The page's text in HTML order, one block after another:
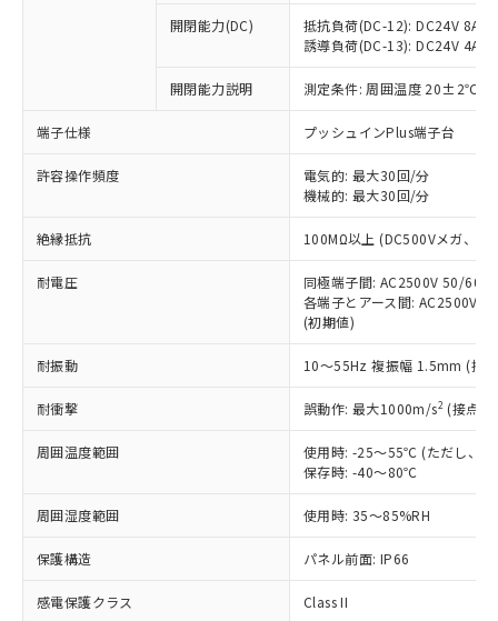
開閉能力(DC)
抵抗負荷(DC-12): DC24V 8A/
誘導負荷(DC-13): DC24V 4A/
開閉能力説明 測定条件: 周囲温度 20±2℃、
端子仕様 プッシュインPlus端子台
許容操作頻度
電気的: 最大30回/分
機械的: 最大30回/分
絶縁抵抗 100MΩ以上 (DC500Vメガ、点
耐電圧
同極端子間: AC2500V 50/
各端子とアース間: AC2500V
(初期値)
耐振動 10～55Hz 複振幅 1.5mm (接
耐衝撃 誤動作: 最大1000m/s2 (接点
周囲温度範囲
使用時: -25～55℃ (ただし、氷
保存時: -40～80℃
周囲湿度範囲 使用時: 35～85%RH
保護構造 パネル前面: IP66
感電保護クラス Class II
ことをご了承ください。
在庫状況および標準価格照会結果は、
記載している更新日時点での社内デー
タに基づき作成されるものであり、閲
覧された時点での実際の在庫および標
準価格とは異なる場合があることをご
正式な納期状況および標準価格はお客
様のお取引先、またはお客様担当のオ
ムロン制御機器販売店・当社販売員に
オムロン制御機器販売店や当社販売拠
販売ネットワーク
」をご確認
在庫状況および標準価格結果を当社の
事前の承諾なく第三者に漏洩または開
示しないようお願いします。
マイパーツ機能（部品リスト作成サー
ビス）をご利用いただくには、I-Web
メンバーズにご登録されている必要が
お客様が当ウェブサイト上で当社にご
登録された部品リストについて、当社
および当社の共同利用者が、当社の製
品・サービスに関するお客様との取
引・商談に必要な範囲で利用すること
いたものが、含有品と判明した場合などや
むを得ず変更することがあります。
*EU RoHS指令（10物質）：
鉛(Pb) 1000ppm以下、 水銀(Hg) 1000ppm以下、 カド
六価クロム(Cr(Ⅵ)) 1000ppm以下、ポリ臭化ビフェニル
類(PBB) 1000ppm以下、ポリ臭化ジフェニルエーテル類
(PBDE) 1000ppm以下、フタル酸ビス(2-エチルヘキシ
ル) (DEHP)(別名：DOP) 1000ppm以下、フタル酸ブチ
ルベンジル（BBP） 1000ppm以下、フタル酸ジブチル
（DBP） 1000ppm以下、フタル酸ジイソブチル
(DIBP) 1000ppm以下
但し、RoHS指令で産業用監視および制御機器に対する
フタル酸エステル類の４物質については閾値を超える意
図的な使用がないことを確認しています。
部品在庫の切り替え状況などにより、予定
月が前後することがあります。
※3 非含有証明書ダウンロード
下記の非含有証明書をダウンロードするこ
とができます。
基準値を超えていることを示します。
「－」：未確認です。当社販売部門へお問
ム) : 100ppm、
Cr(Ⅵ)(六価クロム) : 1000ppm、 PBBs(ポリ臭化ビフェ
ニル類) : 1000ppm、 PBDEs(ポリ臭化ジフェニルエーテ
ル類) : 1000ppm、
DBP(フタル酸ジブチル) : 1000ppm、 DIBP(フタル酸ジ
イソブチル) : 1000ppm、 BBP(フタル酸ブチルベンジ
ル) : 1000ppm、
DEHP(フタル酸ビス(2-エチルヘキシル)) : 1000ppm
「ｅ」：有害物質（10物質）のすべてが基
準値以下であることを示します。
「10」：通常の使用状況下において有害物
質が外部に漏えいし、環境に深刻な影響を
及ぼさない年数を意味します。
「－」：未確認です。当社販売部門へお問
い合わせください。
当社は、これら貴社製品のうち、外国
為替および外国貿易法に定める商品
（以下｢規制貨物等」という）を輸出
または国外への提供する場合は、日本
国政府の輸出許可(または役務取引許
可)を取得するなどの必要な手続きを
当社は規制貨物を破棄する場合は、完
全に破砕するなど、違法に輸出されな
いよう必要な手段を講じます。
当社は貴社製品を、核兵器、ミサイ
ル、化学兵器、生物兵器またはその他
武器並びにこれらの製造装置等に一切
当社は、貴社製品を第三者に販売する
場合は、上記1、2および3の内容を当
該第三者に通知します。また当社は、
販売先および販売に係わる関係者が違
法に輸出するおそれがある場合は、取
り引きをいたしません。
キャンセル
説明
○ 一定数以上の在庫あり
一定数には満たないが在庫あり
在庫なし(最新の在庫状況につ
いては、お客様のお取引先、ま
たはお客様担当のオムロン制御
機器販売店・当社販売員にご確
白
受注生産機種、また在庫状況の
情報を公開していない機種